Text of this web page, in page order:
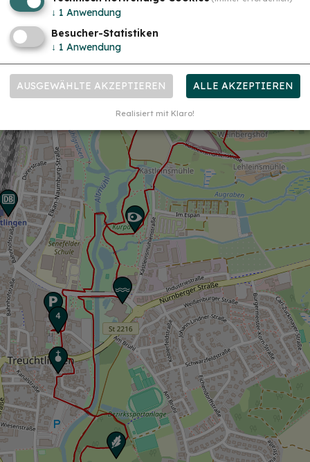
↓ 1 Anwendung
Besucher-Statistiken
↓ 1 Anwendung
AUSGEWÄHLTE AKZEPTIEREN ALLE AKZEPTIEREN
Realisiert mit Klaro!